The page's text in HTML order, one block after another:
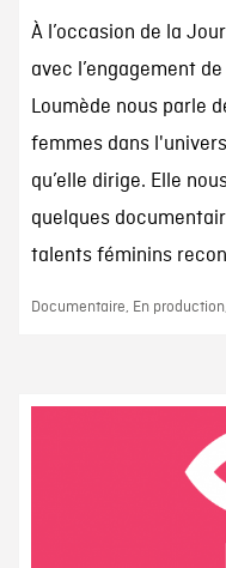
À l’occasion de la
avec l’engagement
Loumède nous parle
femmes dans
qu’elle dirige. Elle
quelques
talents féminins
Documentaire, En